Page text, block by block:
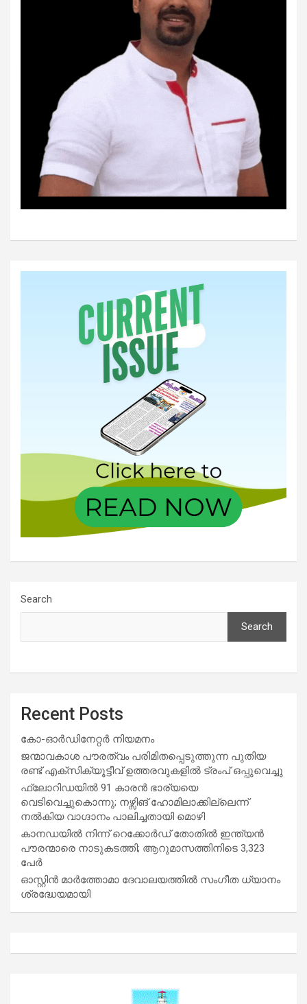
Search
Search
Recent Posts
കോ-ഓർഡിനേറ്റർ നിയമനം
ജന്മാവകാശ പൗരത്വം പരിമിതപ്പെടുത്തുന്ന പുതിയ
രണ്ട് എക്സിക്യൂട്ടീവ് ഉത്തരവുകളിൽ ട്രംപ് ഒപ്പുവെച്ചു
ഫ്ലോറിഡയിൽ 91 കാരൻ ഭാര്യയെ
വെടിവെച്ചുകൊന്നു; നഴ്സിങ് ഹോമിലാക്കില്ലെന്ന്
നൽകിയ വാഗ്ദാനം പാലിച്ചതായി മൊഴി
കാനഡയിൽ നിന്ന് റെക്കോർഡ് തോതിൽ ഇന്ത്യൻ
പൗരന്മാരെ നാടുകടത്തി; ആറുമാസത്തിനിടെ 3,323
പേർ
ഓസ്റ്റിൻ മാർത്തോമാ ദേവാലയത്തിൽ സംഗീത ധ്യാനം
ശ്രദ്ധേയമായി